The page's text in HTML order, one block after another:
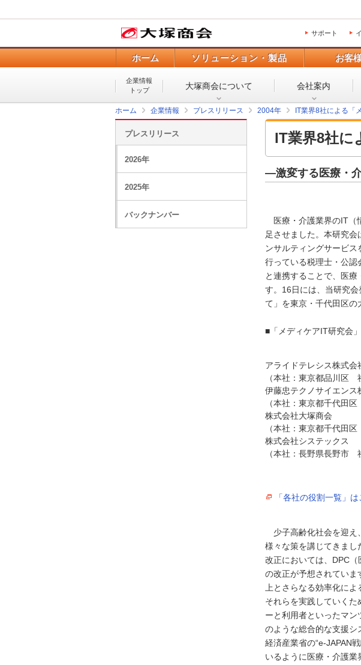
サポート
ホーム ソリューション・製品 お客
企業情報
トップ
大塚商会について 会社案内
ホーム 企業情報 プレスリリース 2004年 IT業界8社による「
IT業界8社に
―激変する医療・
医療・介護業界のIT（
足させました。本研究
ンサルティングサービ
行っている税理士・公認
と連携することで、医
す。16日には、当研究
て」を東京・千代田区の
■「メディケアIT研究会
アライドテレシス株式会
（本社：東京都品川区
伊藤忠テクノサイエンス
（本社：東京都千代田
株式会社大塚商会
（本社：東京都千代田
株式会社システックス
（本社：長野県長野市
「各社の役割一覧」は
少子高齢化社会を迎え
様々な策を講じてきま
改正においては、DPC
の改正が予想されていま
上とさらなる効率化によ
それらを実践していく
ーと利用者といったマ
のような総合的な支援シ
経済産業省の“e-JAPAN
いるように医療・介護
プレスリリース
2026年
2025年
バックナンバー